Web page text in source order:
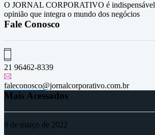
O JORNAL CORPORATIVO é
opinião que integra o mundo dos negócios
Fale Conosco
21 96462-8339
faleconosco@jornalcorporativo.com.br
Mais Acessados
9 de março de 2022